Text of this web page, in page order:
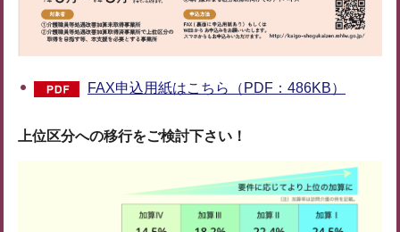
FAX申込用紙はこちら（PDF：486KB）
上位区分への移行をご検討下さい！